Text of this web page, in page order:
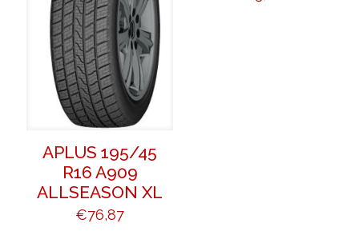
APLUS 195/45
R16 A909
ALLSEASON XL
€76,87